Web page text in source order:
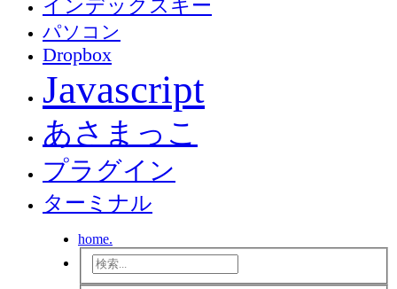
インデックスキー
パソコン
Dropbox
Javascript
あさまっこ
プラグイン
ターミナル
home.